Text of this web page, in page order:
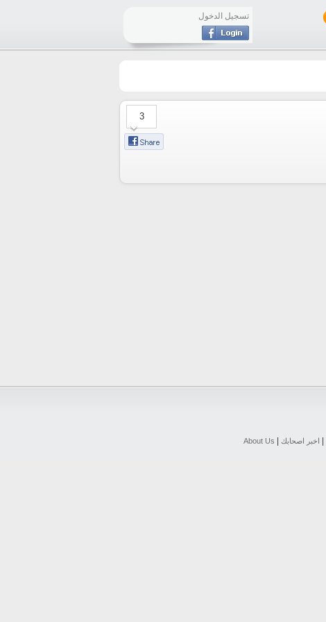
تسجيل الدخول
3
اخبر اصحابك About Us